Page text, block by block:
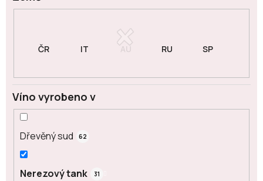
Víno vyrobeno v
Dřevěný sud 62
Nerezový tank 31